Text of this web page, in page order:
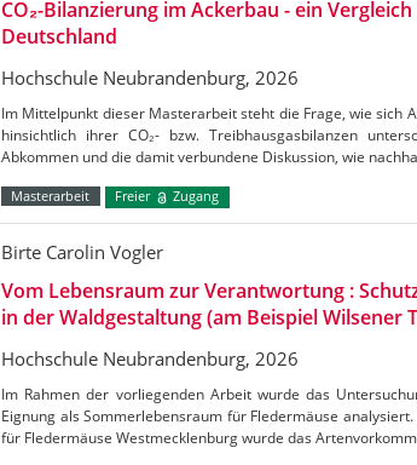
CO₂-Bilanzierung im Ackerbau - ein
Deutschland
Hochschule Neubrandenburg, 2026
Im Mittelpunkt dieser Masterarbeit steht die Frage, wie sich
hinsichtlich ihrer CO₂- bzw. Treibhausgasbilanzen
Abkommen und die damit verbundene Diskussion, wie
Masterarbeit Freier Zugang
Birte Carolin Vogler
Vom Lebensraum zur Verantwortung :
in der Waldgestaltung (am Beispiel Wilsener
Hochschule Neubrandenburg, 2026
Im Rahmen der vorliegenden Arbeit wurde das
Eignung als Sommerlebensraum für Fledermäuse
für Fledermäuse Westmecklenburg wurde das